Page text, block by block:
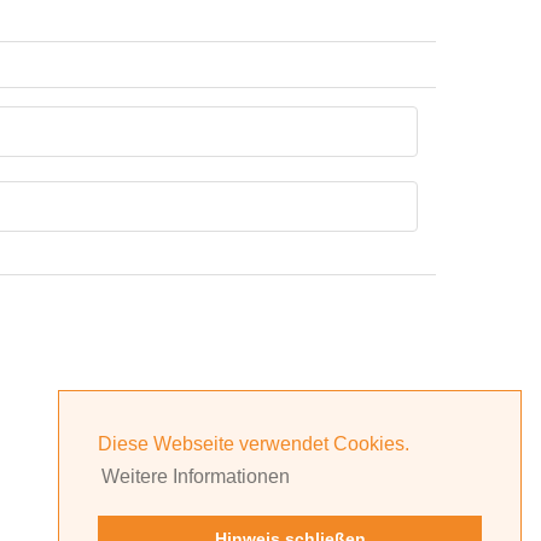
Diese Webseite verwendet Cookies.
Weitere Informationen